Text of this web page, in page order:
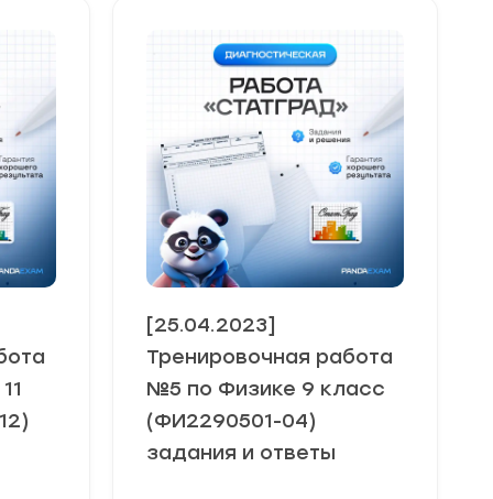
[25.04.2023]
Тренировочная работа
№5 по Физике 9 класс
(ФИ2290501-04)
задания и ответы